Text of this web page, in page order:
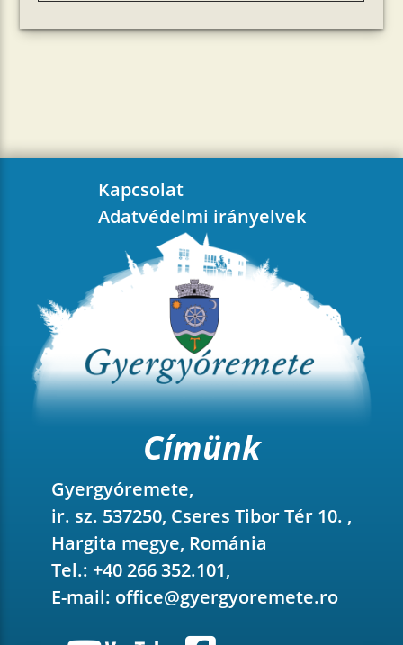
Kapcsolat
Adatvédelmi irányelvek
Címünk
Gyergyóremete,
ir. sz. 537250, Cseres Tibor Tér 10. ,
Hargita megye, Románia
Tel.: +40 266 352.101,
E-mail: office@gyergyoremete.ro